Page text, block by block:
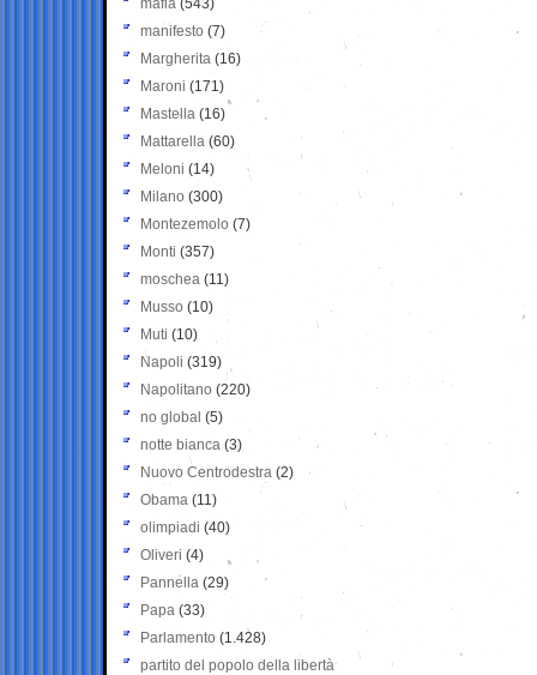
mafia (543)
manifesto (7)
Margherita (16)
Maroni (171)
Mastella (16)
Mattarella (60)
Meloni (14)
Milano (300)
Montezemolo (7)
Monti (357)
moschea (11)
Musso (10)
Muti (10)
Napoli (319)
Napolitano (220)
no global (5)
notte bianca (3)
Nuovo Centrodestra (2)
Obama (11)
olimpiadi (40)
Oliveri (4)
Pannella (29)
Papa (33)
Parlamento (1.428)
partito del popolo della libertà